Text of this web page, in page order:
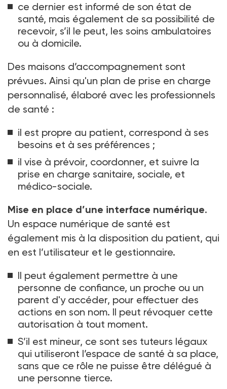
ce dernier est informé de son état de
santé, mais également de sa possibilité de
recevoir, s’il le peut, les soins ambulatoires
ou à domicile.
Des maisons d’accompagnement sont
prévues. Ainsi qu'un plan de prise en charge
personnalisé, élaboré avec les professionnels
de santé :
il est propre au patient, correspond à ses
besoins et à ses préférences ;
il vise à prévoir, coordonner, et suivre la
prise en charge sanitaire, sociale, et
médico-sociale.
Mise en place d’une interface numérique.
Un espace numérique de santé est
également mis à la disposition du patient, qui
en est l’utilisateur et le gestionnaire.
Il peut également permettre à une
personne de confiance, un proche ou un
parent d'y accéder, pour effectuer des
actions en son nom. Il peut révoquer cette
autorisation à tout moment.
S’il est mineur, ce sont ses tuteurs légaux
qui utiliseront l’espace de santé à sa place,
sans que ce rôle ne puisse être délégué à
une personne tierce.